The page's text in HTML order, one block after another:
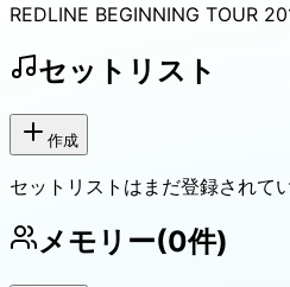
REDLINE BEGINNING TOUR
セットリスト
作成
セットリストはまだ登録されて
メモリー(0件)